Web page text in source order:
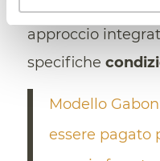
approccio
specifiche
Modello
essere pagato